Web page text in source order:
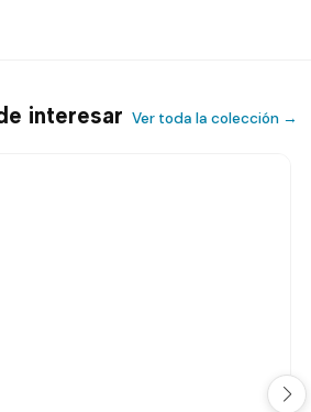
interesar Ver toda la colección →